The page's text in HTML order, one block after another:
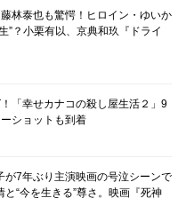
林泰也も驚愕！ヒロイン・ゆいか
”？小栗有以、京典和玖『ドライ
「幸せカナコの殺し屋生活２」9
ショットも到着
が7年ぶり主演映画の号泣シーンで
“今を生きる”尊さ。映画『死神